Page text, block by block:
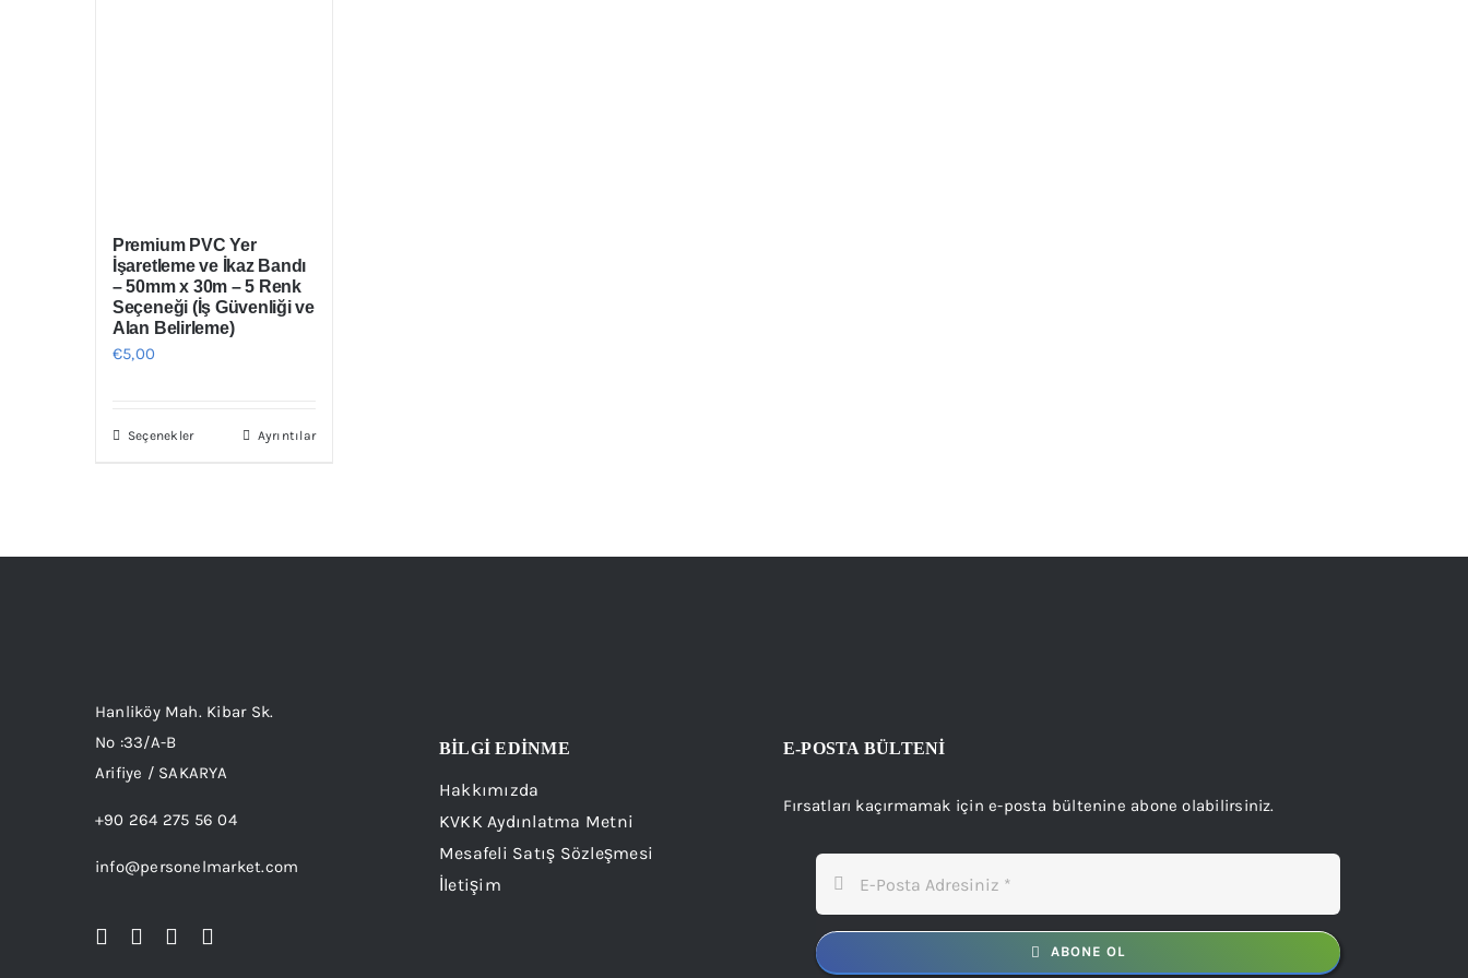
Premium PVC Yer
İşaretleme ve İkaz Bandı
– 50mm x 30m – 5 Renk
Seçeneği (İş Güvenliği ve
Alan Belirleme)
€5,00
SeçeneklerBu
varyasyonu
seçilebilir
Ayrıntılar
Hanliköy Mah. Kibar Sk.
No :33/A-B
Arifiye / SAKARYA
+90 264 275 56 04
info@personelmarket.com
BİLGİ EDİNME
Hakkımızda
KVKK Aydınlatma Metni
Mesafeli Satış Sözleşmesi
İletişim
E-POSTA BÜLTENİ
Fırsatları kaçırmamak için e-posta bültenine abone olabilirsiniz.
ABONE OL